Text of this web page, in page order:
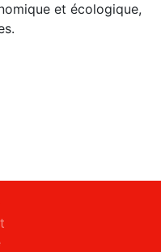
et écologique,